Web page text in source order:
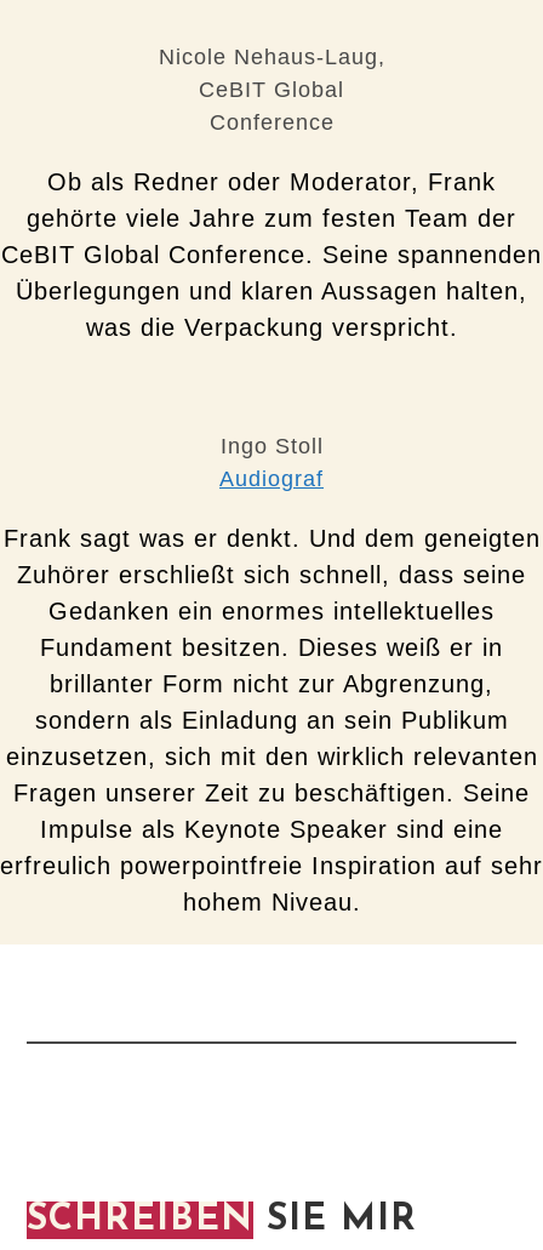
Nicole Nehaus-Laug,
CeBIT Global
Conference
Ob als Redner oder Moderator, Frank
gehörte viele Jahre zum festen Team der
CeBIT Global Conference. Seine spannenden
Überlegungen und klaren Aussagen halten,
was die Verpackung verspricht.
Ingo Stoll
Audiograf
Frank sagt was er denkt. Und dem geneigten
Zuhörer erschließt sich schnell, dass seine
Gedanken ein enormes intellektuelles
Fundament besitzen. Dieses weiß er in
brillanter Form nicht zur Abgrenzung,
sondern als Einladung an sein Publikum
einzusetzen, sich mit den wirklich relevanten
Fragen unserer Zeit zu beschäftigen. Seine
Impulse als Keynote Speaker sind eine
erfreulich powerpointfreie Inspiration auf sehr
hohem Niveau.
SCHREIBEN SIE MIR